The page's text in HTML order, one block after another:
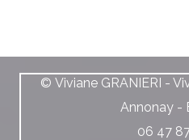
© Viviane GRANIERI -
Annonay -
06 47